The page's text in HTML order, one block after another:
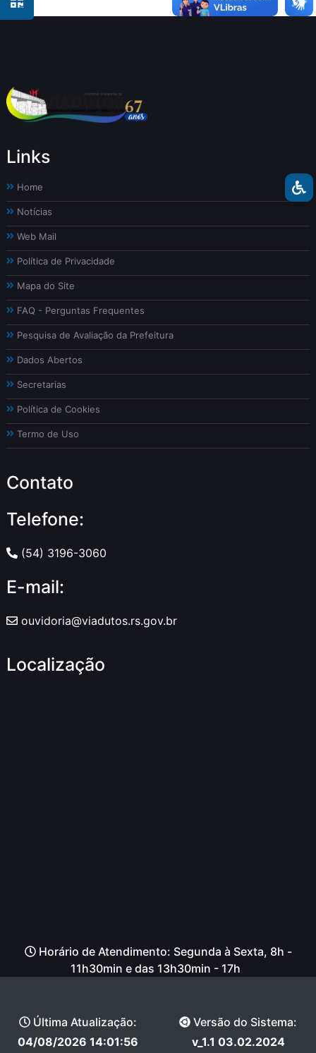
Links
Home
Notícias
Web Mail
Política de Privacidade
Mapa do Site
FAQ - Perguntas Frequentes
Pesquisa de Avaliação da Prefeitura
Dados Abertos
Secretarias
Política de Cookies
Termo de Uso
Contato
Telefone:
(54) 3196-3060
E-mail:
ouvidoria@viadutos.rs.gov.br
Localização
Horário de Atendimento: Segunda à Sexta, 8h -
11h30min e das 13h30min - 17h
Última Atualização:
04/08/2026 14:01:56
Versão do Sistema:
v_1.1 03.02.2024